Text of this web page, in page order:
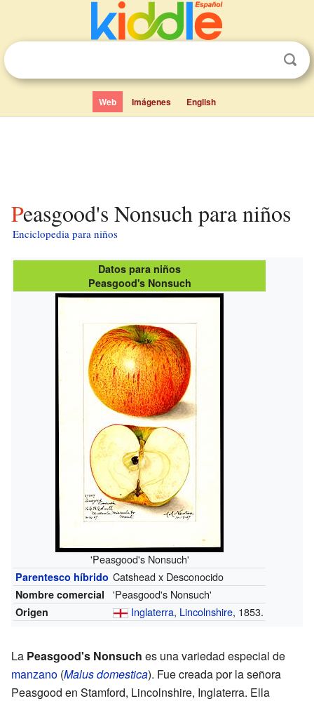
Web Imágenes English
Peasgood's Nonsuch para niños
Enciclopedia para niños
Datos para niños
Peasgood's Nonsuch
'Peasgood's Nonsuch'
Parentesco híbrido Catshead x Desconocido
Nombre comercial 'Peasgood's Nonsuch'
Origen Inglaterra, Lincolnshire, 1853.
La Peasgood's Nonsuch es una variedad especial de
manzano (Malus domestica). Fue creada por la señora
Peasgood en Stamford, Lincolnshire, Inglaterra. Ella